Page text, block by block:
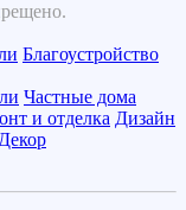
Благоустройство
Частные дома
и отделка Дизайн
Декор